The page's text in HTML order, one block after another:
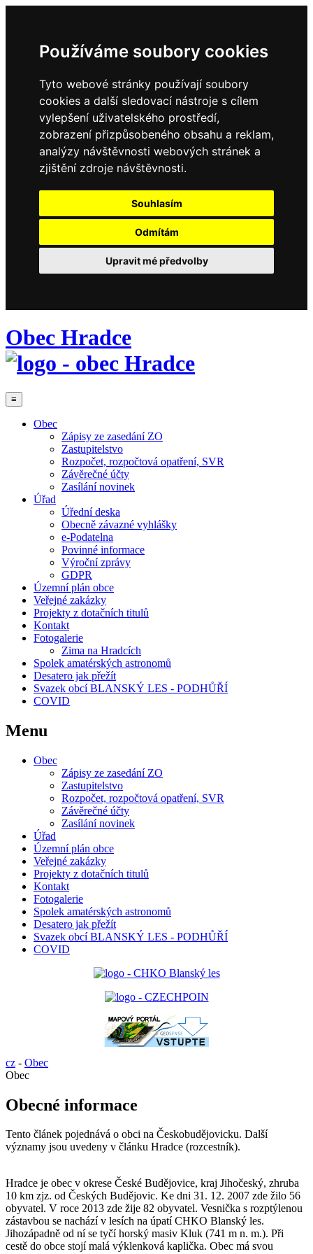
Používáme soubory cookies
Tyto webové stránky používají soubory
cookies a další sledovací nástroje s cílem
vylepšení uživatelského prostředí,
zobrazení přizpůsobeného obsahu a reklam,
analýzy návštěvnosti webových stránek a
zjištění zdroje návštěvnosti.
Souhlasím
Odmítám
Upravit mé předvolby
Obec Hradce
≡
Obec
Zápisy ze zasedání ZO
Zastupitelstvo
Rozpočet, rozpočtová opatření, SVR
Závěrečné účty
Zasílání novinek
Úřad
Úřední deska
Obecně závazné vyhlášky
e-Podatelna
Povinné informace
Výroční zprávy
GDPR
Územní plán obce
Veřejné zakázky
Projekty z dotačních titulů
Kontakt
Fotogalerie
Zima na Hradcích
Spolek amatérských astronomů
Desatero jak přežít
Svazek obcí BLANSKÝ LES - PODHŮŘÍ
COVID
Menu
Obec
Zápisy ze zasedání ZO
Zastupitelstvo
Rozpočet, rozpočtová opatření, SVR
Závěrečné účty
Zasílání novinek
Úřad
Územní plán obce
Veřejné zakázky
Projekty z dotačních titulů
Kontakt
Fotogalerie
Spolek amatérských astronomů
Desatero jak přežít
Svazek obcí BLANSKÝ LES - PODHŮŘÍ
COVID
cz - Obec
Obec
Obecné informace
Tento článek pojednává o obci na Českobudějovicku. Další
významy jsou uvedeny v článku Hradce (rozcestník).
Hradce je obec v okrese České Budějovice, kraj Jihočeský, zhruba
10 km zjz. od Českých Budějovic. Ke dni 31. 12. 2007 zde žilo 56
obyvatel. V roce 2013 zde žije 82 obyvatel. Vesnička s rozptýlenou
zástavbou se nachází v lesích na úpatí CHKO Blanský les.
Jihozápadně od ní se tyčí horský masiv Kluk (741 m n. m.). Při
cestě do obce stojí malá výklenková kaplička. Obec má svou